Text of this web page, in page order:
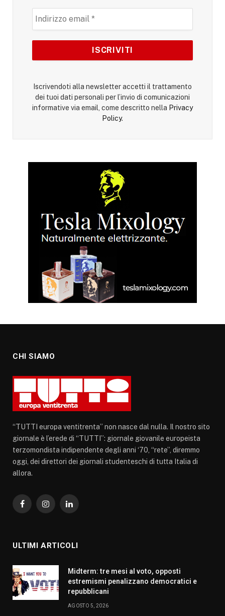
Iscrivendoti alla newsletter accetti il trattamento
dei tuoi dati personali per l’invio di comunicazioni
informative via email, come descritto nella Privacy
Policy.
CHI SIAMO
“TUTTI europa ventitrenta” non nasce dal nulla. Il nostro sito
giornale è l’erede di “TUTTI”: giornale giovanile europeista
terzomondista indipendente degli anni ‘70, “rete”, diremmo
oggi, dei direttori dei giornali studenteschi di tutta Italia di
allora.
FacebookInstagramLinkedIn
ULTIMI ARTICOLI
Midterm: tre mesi al voto, opposti
estremismi penalizzano democratici e
repubblicani
AGOSTO 5, 2026